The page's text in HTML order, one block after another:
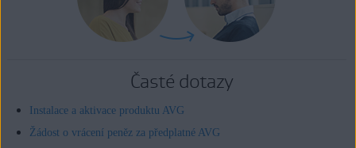
Časté dotazy
Instalace a aktivace produktu AVG
Žádost o vrácení peněz za předplatné AVG